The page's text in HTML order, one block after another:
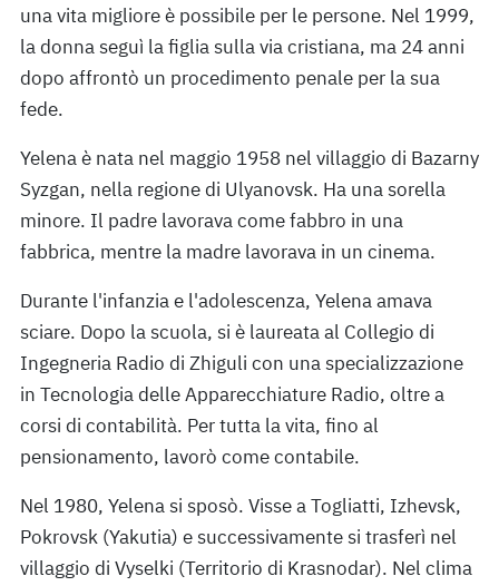
una vita migliore è possibile per le persone. Nel 1999,
la donna seguì la figlia sulla via cristiana, ma 24 anni
dopo affrontò un procedimento penale per la sua
fede.
Yelena è nata nel maggio 1958 nel villaggio di Bazarny
Syzgan, nella regione di Ulyanovsk. Ha una sorella
minore. Il padre lavorava come fabbro in una
fabbrica, mentre la madre lavorava in un cinema.
Durante l'infanzia e l'adolescenza, Yelena amava
sciare. Dopo la scuola, si è laureata al Collegio di
Ingegneria Radio di Zhiguli con una specializzazione
in Tecnologia delle Apparecchiature Radio, oltre a
corsi di contabilità. Per tutta la vita, fino al
pensionamento, lavorò come contabile.
Nel 1980, Yelena si sposò. Visse a Togliatti, Izhevsk,
Pokrovsk (Yakutia) e successivamente si trasferì nel
villaggio di Vyselki (Territorio di Krasnodar). Nel clima